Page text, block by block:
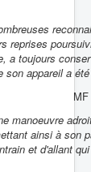
reprises
a toujours
son appareil a
manoeuvre
ainsi à son
et d'allant